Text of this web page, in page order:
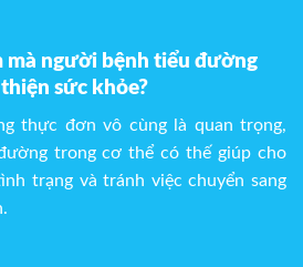
mà người bệnh tiểu đường
sức khỏe?
thực đơn vô cùng là quan trọng,
trong cơ thể có thế giúp cho
trạng và tránh việc chuyển sang